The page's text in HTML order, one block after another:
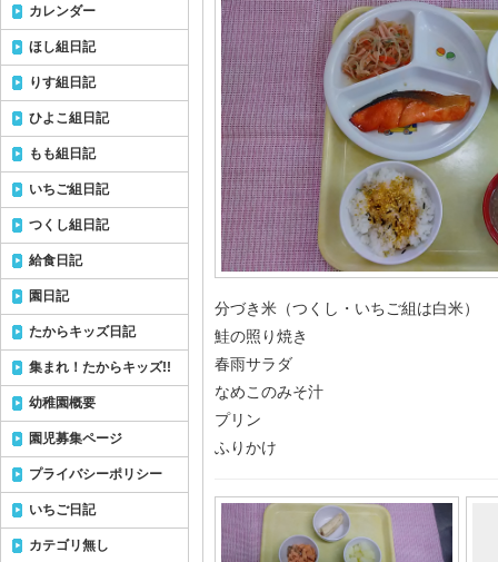
分づき米（つくし・いちご組は白米）
鮭の照り焼き
春雨サラダ
なめこのみそ汁
プリン
ふりかけ
カレンダー
ほし組日記
りす組日記
ひよこ組日記
もも組日記
いちご組日記
つくし組日記
給食日記
園日記
たからキッズ日記
集まれ！たからキッズ!!
幼稚園概要
園児募集ページ
プライバシーポリシー
いちご日記
カテゴリ無し